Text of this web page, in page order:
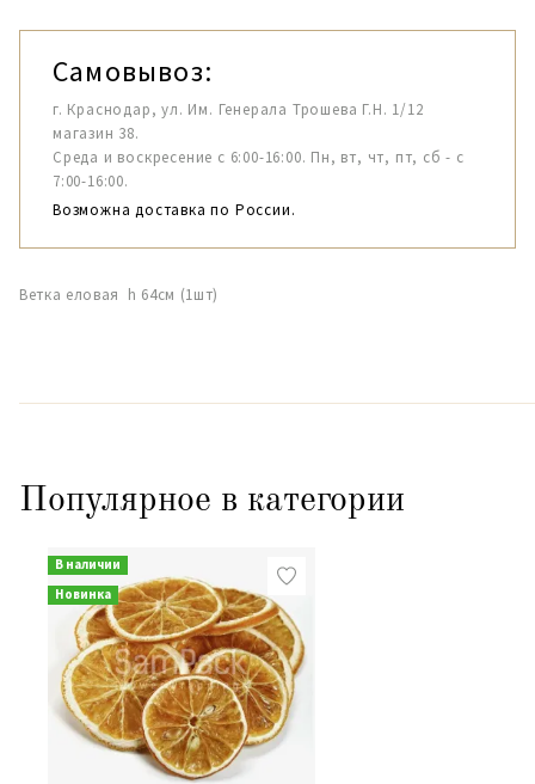
Самовывоз:
г. Краснодар, ул. Им. Генерала Трошева Г.Н. 1/12
магазин 38.
Среда и воскресение с 6:00-16:00. Пн, вт, чт, пт, сб - с
7:00-16:00.
Возможна доставка по России.
Ветка еловая h 64см (1шт)
Популярное в категории
В наличии
Новинка